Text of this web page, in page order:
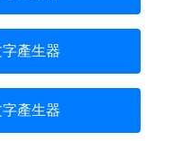
字產生器
字產生器